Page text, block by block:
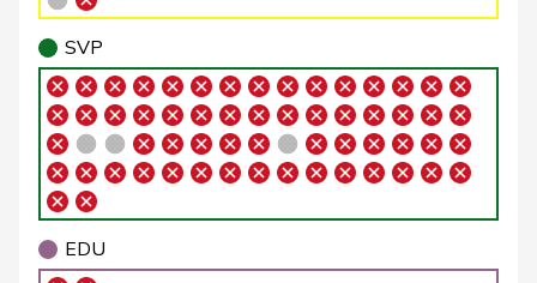
Ruch
Daniel FDP RL
VD
Sauter
Regine FDP RL
ZH
Schilliger
Peter FDP RL
Schneeberger
Daniela FDP RL
Silberschmidt
Andri FDP RL
ZH
SVP
EDU